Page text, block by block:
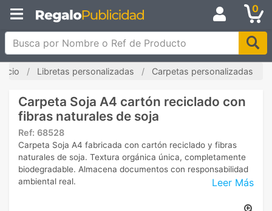
0
Busca por Nombre o Ref de Producto
Libretas personalizadas Carpetas personalizadas
Carpeta Soja A4 cartón reciclado con
fibras naturales de soja
Ref: 68528
Leer Más
Carpeta Soja A4 fabricada con cartón reciclado y fibras
naturales de soja. Textura orgánica única, completamente
biodegradable. Almacena documentos con responsabilidad
ambiental real.